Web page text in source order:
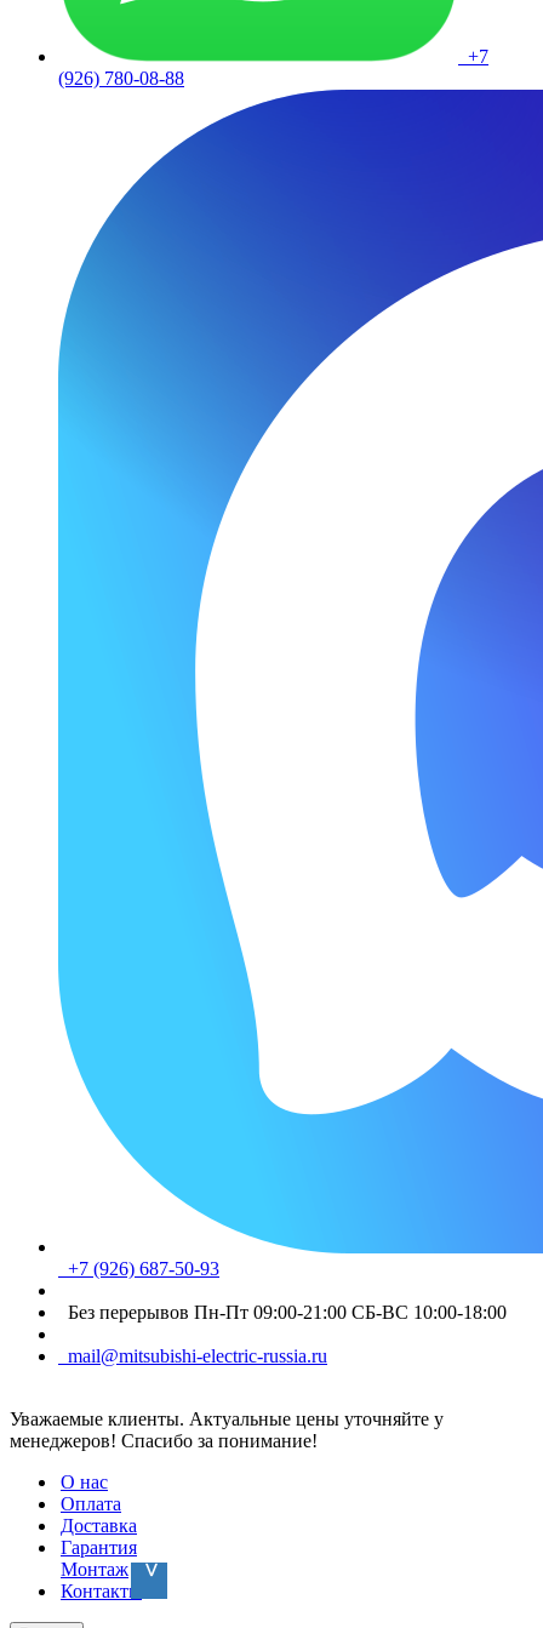
+7
(926) 780-08-88
+7 (926) 687-50-93
Без перерывов Пн-Пт 09:00-21:00 СБ-ВС 10:00-18:00
mail@mitsubishi-electric-russia.ru
Уважаемые клиенты. Актуальные цены уточняйте у
менеджеров! Спасибо за понимание!
О нас
Оплата
Доставка
Гарантия
Монтаж
Контакты